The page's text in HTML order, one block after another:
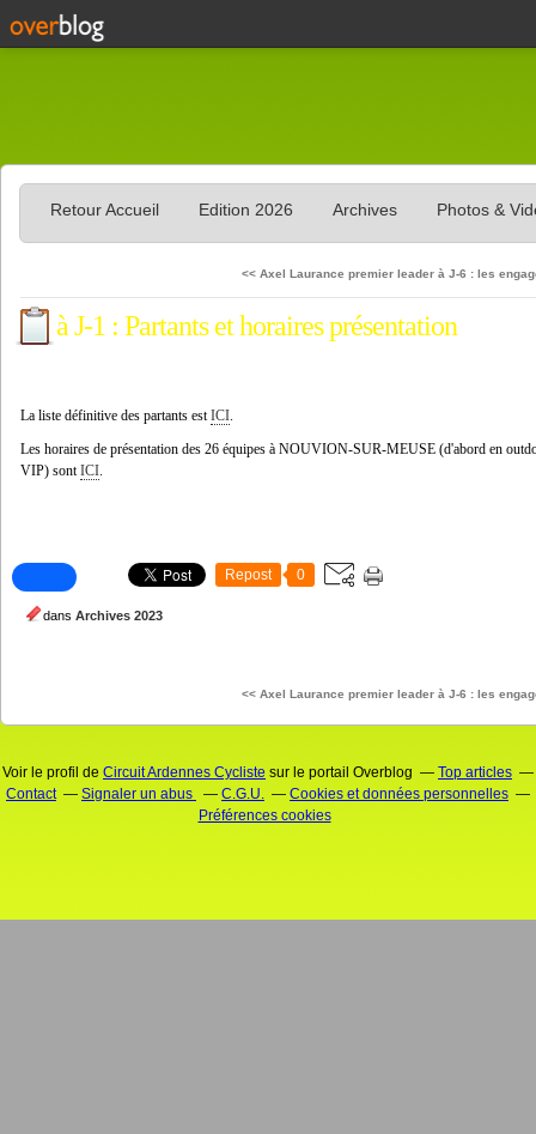
Retour Accueil Edition 2026 Archives Photos &
<< Axel Laurance premier leader à J-6 : les
à J-1 : Partants et horaires présentation
La liste définitive des partants estICI.
Les horaires de présentation des 26 équipes à NOUVION-SUR-MEUSE (d'abord en
VIP) sontICI.
Repost 0
dans Archives 2023
<< Axel Laurance premier leader à J-6 : les
Voir le profil de Circuit Ardennes Cycliste sur le portail Overblog
Top articles
Contact
Signaler un abus C.G.U.
Cookies et données personnelles
Préférences cookies